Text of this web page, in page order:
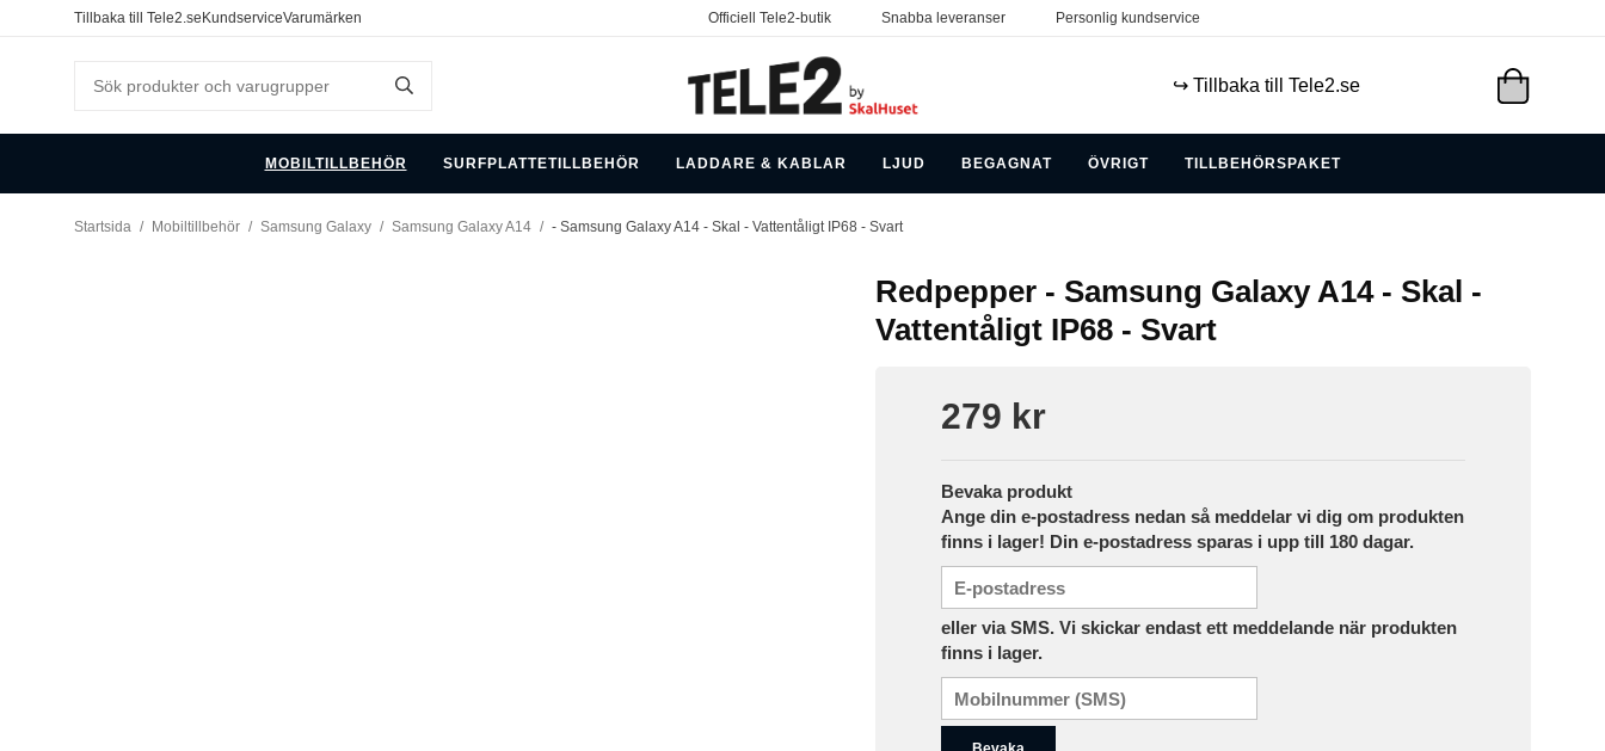
Tillbaka till Tele2.seKundserviceVarumärken Officiell Tele2-butik Snabba leveranser Personlig kundservice
↪️ Tillbaka till Tele2.se
MOBILTILLBEHÖR SURFPLATTETILLBEHÖR LADDARE & KABLAR LJUD BEGAGNAT ÖVRIGT TILLBEHÖRSPAKET
Startsida / Mobiltillbehör / Samsung Galaxy / Samsung Galaxy A14 / - Samsung Galaxy A14 - Skal - Vattentåligt IP68 - Svart
Redpepper - Samsung Galaxy A14 - Skal -
Vattentåligt IP68 - Svart
279 kr
Bevaka produkt
Ange din e-postadress nedan så meddelar vi dig om produkten
finns i lager! Din e-postadress sparas i upp till 180 dagar.
eller via SMS. Vi skickar endast ett meddelande när produkten
finns i lager.
Bevaka